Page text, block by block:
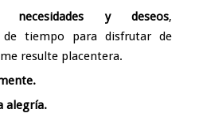
necesidades y deseos,
de tiempo para disfrutar de
resulte placentera.
alegría.